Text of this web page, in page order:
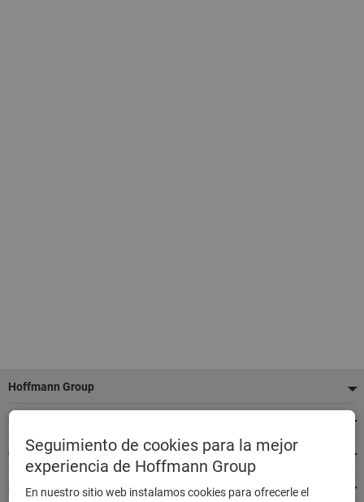
Pie
de
página
Hoffmann Group
Categorías de productos destacados
Siempre estamos a su disposición
Seguimiento de cookies para la mejor
experiencia de Hoffmann Group
En nuestro sitio web instalamos cookies para ofrecerle el